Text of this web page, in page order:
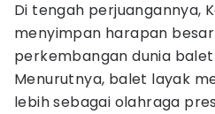
Di tengah perjuangannya,
menyimpan harapan
perkembangan dunia balet
Menurutnya, balet layak
lebih sebagai olahraga